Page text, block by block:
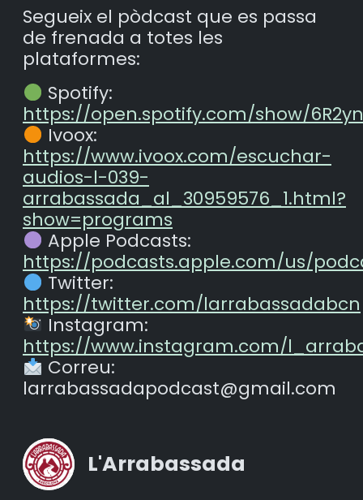
Segueix el pòdcast que es passa
de frenada a totes les
plataformes:
Spotify:
https://open.spotify.com/show/
Ivoox:
https://www.ivoox.com/escuchar-
audios-l-039-
arrabassada_al_30959576_1.html?
show=programs
Apple Podcasts:
https://podcasts.apple.com/us/
Twitter:
https://twitter.com/larrabassadabcn
Instagram:
https://www.instagram.com/
Correu:
larrabassadapodcast@gmail.com
L'Arrabassada